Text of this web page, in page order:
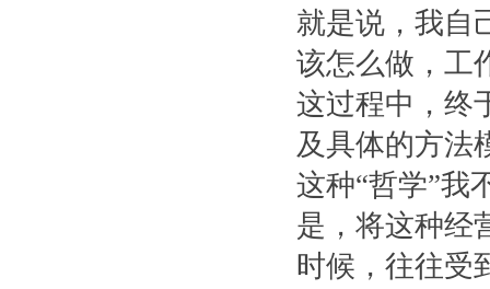
就是说，我自
该怎么做，工
这过程中，终
及具体的方法
这种“哲学”我
是，将这种经
时候，往往受